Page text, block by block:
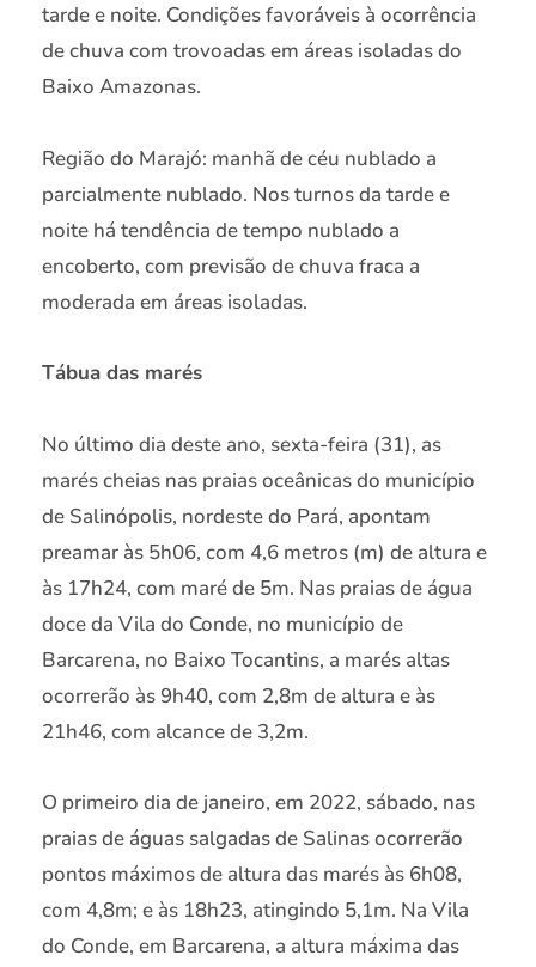
tarde e noite. Condições favoráveis à ocorrência
de chuva com trovoadas em áreas isoladas do
Baixo Amazonas.
Região do Marajó: manhã de céu nublado a
parcialmente nublado. Nos turnos da tarde e
noite há tendência de tempo nublado a
encoberto, com previsão de chuva fraca a
moderada em áreas isoladas.
Tábua das marés
No último dia deste ano, sexta-feira (31), as
marés cheias nas praias oceânicas do município
de Salinópolis, nordeste do Pará, apontam
preamar às 5h06, com 4,6 metros (m) de altura e
às 17h24, com maré de 5m. Nas praias de água
doce da Vila do Conde, no município de
Barcarena, no Baixo Tocantins, a marés altas
ocorrerão às 9h40, com 2,8m de altura e às
21h46, com alcance de 3,2m.
O primeiro dia de janeiro, em 2022, sábado, nas
praias de águas salgadas de Salinas ocorrerão
pontos máximos de altura das marés às 6h08,
com 4,8m; e às 18h23, atingindo 5,1m. Na Vila
do Conde, em Barcarena, a altura máxima das